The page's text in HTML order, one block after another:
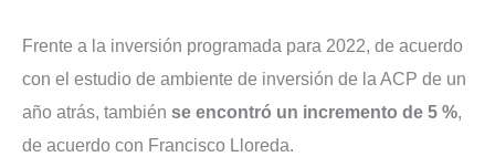
Frente a la inversión programada para 2022, de acuerdo
con el estudio de ambiente de inversión de la ACP de un
año atrás, también se encontró un incremento de 5 %,
de acuerdo con Francisco Lloreda.